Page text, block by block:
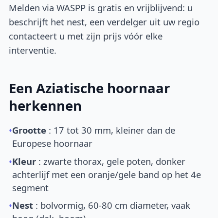
Melden via WASPP is gratis en vrijblijvend: u
beschrijft het nest, een verdelger uit uw regio
contacteert u met zijn prijs vóór elke
interventie.
Een Aziatische hoornaar
herkennen
•Grootte : 17 tot 30 mm, kleiner dan de
Europese hoornaar
•Kleur : zwarte thorax, gele poten, donker
achterlijf met een oranje/gele band op het 4e
segment
•Nest : bolvormig, 60-80 cm diameter, vaak